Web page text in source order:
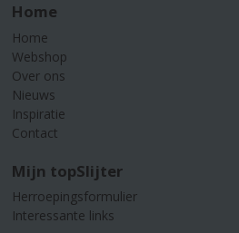
Home
Home
Webshop
Over ons
Nieuws
Inspiratie
Contact
Mijn topSlijter
Herroepingsformulier
Interessante links